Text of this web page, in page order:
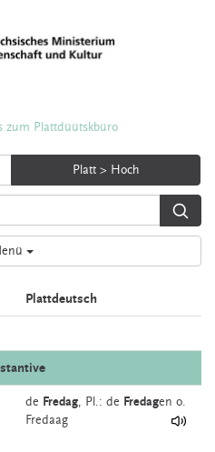
zum Plattdüütskbüro
Platt > Hoch
Plattdeutsch
de Fredag, Pl.: de Fredagen o.
Fredaag